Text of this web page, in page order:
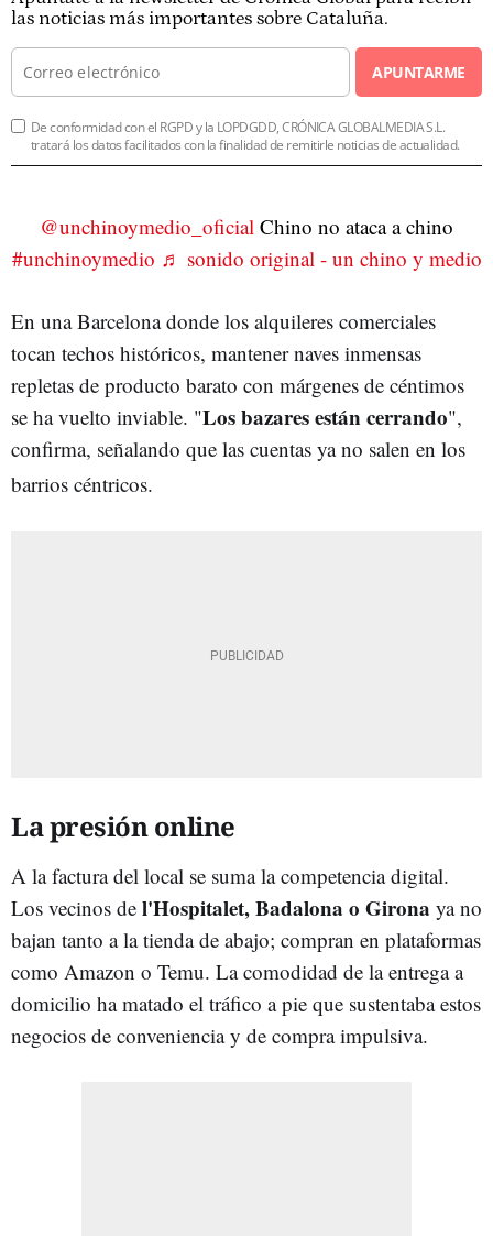
las noticias más importantes sobre Cataluña.
APUNTARME
De conformidad con el RGPD y la LOPDGDD, CRÓNICA GLOBALMEDIA S.L.
tratará los datos facilitados con la finalidad de remitirle noticias de actualidad.
@unchinoymedio_oficial Chino no ataca a chino
#unchinoymedio ♬ sonido original - un chino y medio
En una Barcelona donde los alquileres comerciales
tocan techos históricos, mantener naves inmensas
repletas de producto barato con márgenes de céntimos
se ha vuelto inviable. "Los bazares están cerrando",
confirma, señalando que las cuentas ya no salen en los
barrios céntricos.
La presión online
A la factura del local se suma la competencia digital.
Los vecinos de l'Hospitalet, Badalona o Girona ya no
bajan tanto a la tienda de abajo; compran en plataformas
como Amazon o Temu. La comodidad de la entrega a
domicilio ha matado el tráfico a pie que sustentaba estos
negocios de conveniencia y de compra impulsiva.